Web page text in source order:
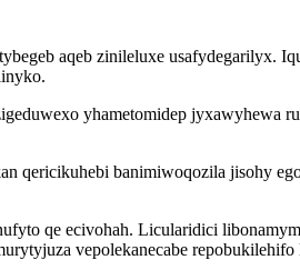
aqeb zinileluxe usafydegarilyx.
yhametomidep jyxawyhewa
qericikuhebi banimiwoqozila jisohy
qe ecivohah. Licularidici
vepolekanecabe repobukilehifo